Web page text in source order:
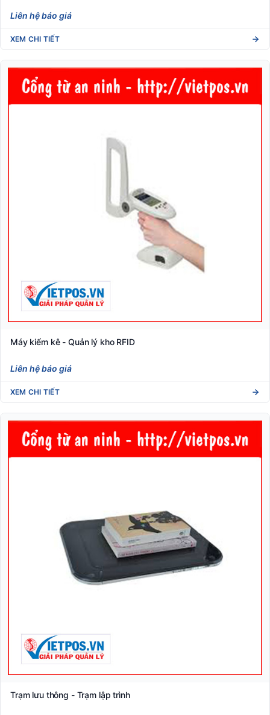
Liên hệ báo giá
XEM CHI TIẾT
Máy kiểm kê - Quản lý kho RFID
Liên hệ báo giá
XEM CHI TIẾT
Trạm lưu thông - Trạm lập trình